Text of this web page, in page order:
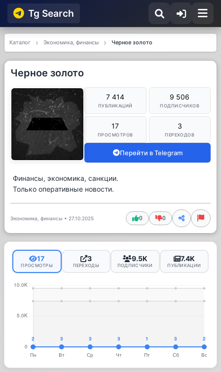
Tg Searсh
Каталог Экономика, финансы Черное золото
Черное золото
7 414
ПУБЛИКАЦИЙ
9 506
ПОДПИСЧИКОВ
17
ПРОСМОТРОВ
3
ПЕРЕХОДОВ
Перейти в Telegram
Финансы, экономика, санкции.
Только оперативные новости.
Экономика, финансы • 27.10.2025 0 0
17
ПРОСМОТРЫ
3
ПЕРЕХОДЫ
9.5K
ПОДПИСЧИКИ
7.4K
ПУБЛИКАЦИИ